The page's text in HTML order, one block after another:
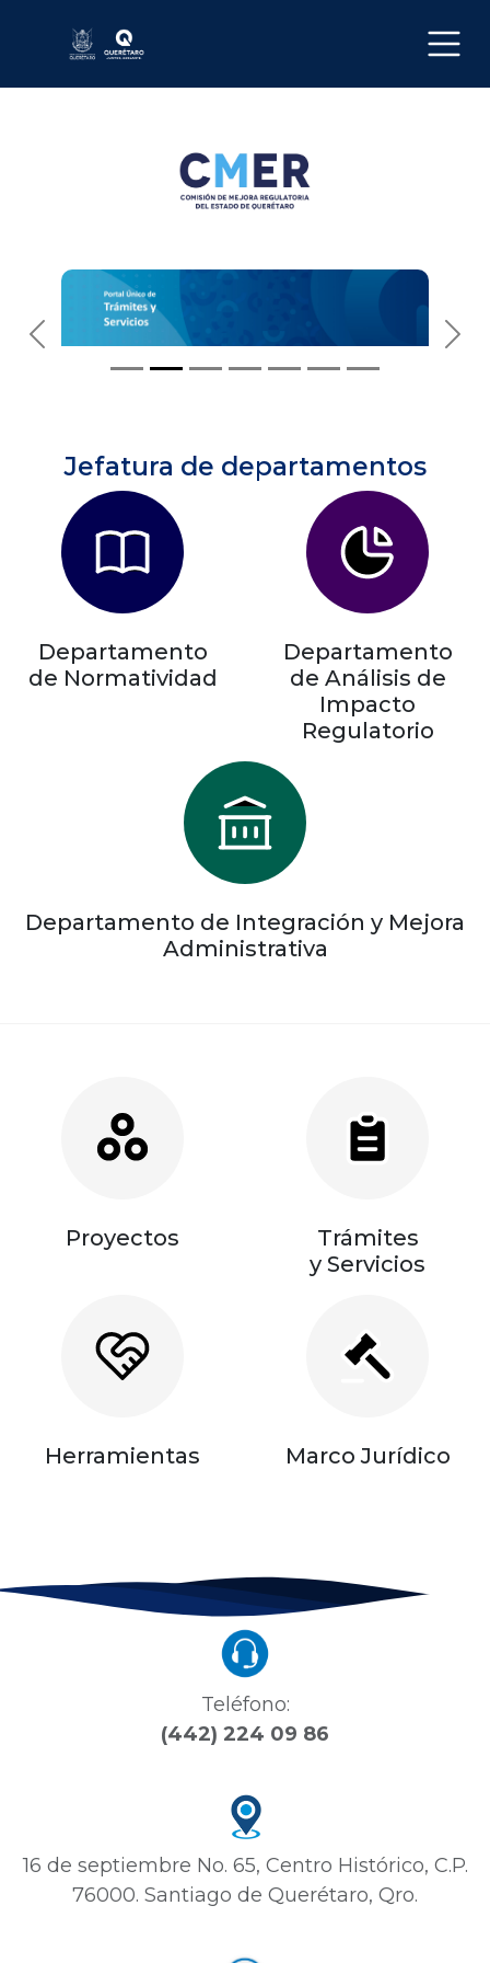
Jefatura de departamentos
Departamento
de Normatividad
Departamento
de Análisis de
Impacto
Regulatorio
Departamento de Integración y Mejora
Administrativa
Proyectos
Trámites
y Servicios
Herramientas Marco Jurídico
Teléfono:
(442) 224 09 86
16 de septiembre No. 65, Centro Histórico, C.P.
76000. Santiago de Querétaro, Qro.